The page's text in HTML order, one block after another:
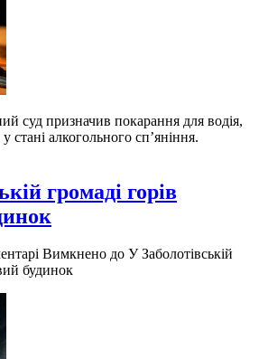
суд призначив покарання для водія,
стані алкогольного сп’яніння.
громаді горів
Вимкнено до У Заболотівській
будинок